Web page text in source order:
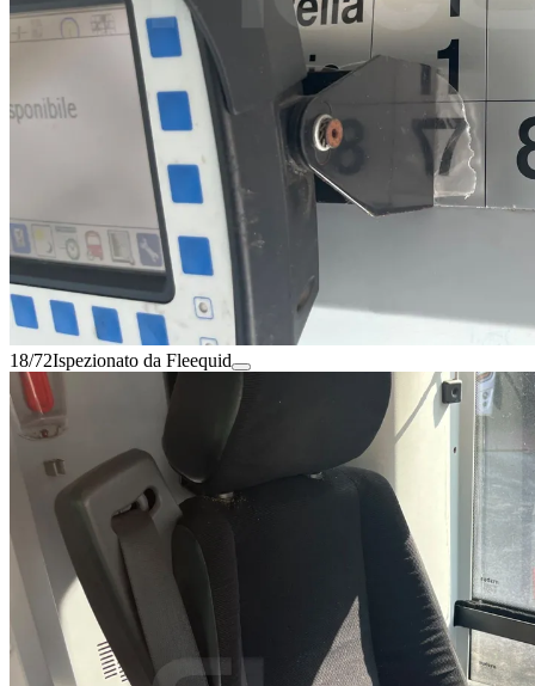
18/72Ispezionato da Fleequid